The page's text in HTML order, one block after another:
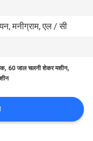
मनीग्राम, एल / सी
, 60 जाल चलनी शेकर मशीन,